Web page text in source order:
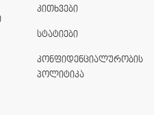
კითხვები
სტატიები
კონფიდენციალურობის
პოლიტიკა